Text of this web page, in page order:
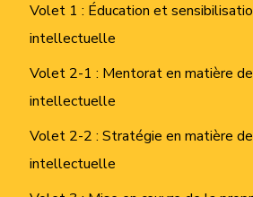
Volet 1 : Éducation et
intellectuelle
Volet 2-1 : Mentorat en matière
intellectuelle
Volet 2-2 : Stratégie en matière
intellectuelle